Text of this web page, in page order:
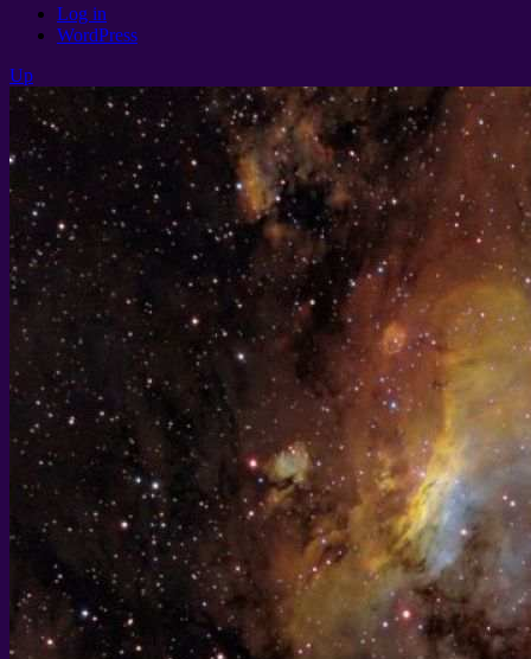
Log in
WordPress
Up